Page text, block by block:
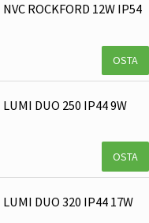
ROCKFORD 12W IP54
OSTA
DUO 250 IP44 9W
OSTA
DUO 320 IP44 17W